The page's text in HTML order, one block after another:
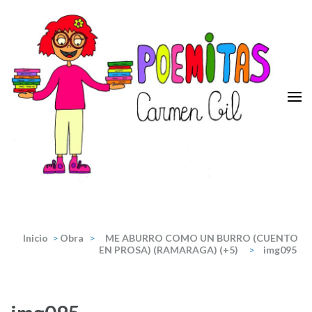
contenido
(presiona
tecla
Inicio > Obra >
ME ABURRO COMO UN BURRO (CUENTO
EN PROSA) (RAMARAGA) (+5)
> img095